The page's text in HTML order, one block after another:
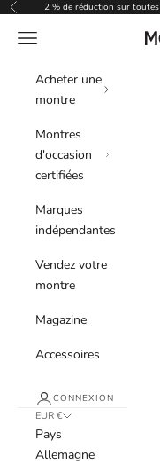
Passer au contenu
Précédent2 % de réduction sur
Menu
Acheter une
montre
Montres
d'occasion
certifiées
Marques
indépendantes
Vendez votre
montre
Magazine
Accessoires
CONNEXION
EUR €
Pays
Allemagne